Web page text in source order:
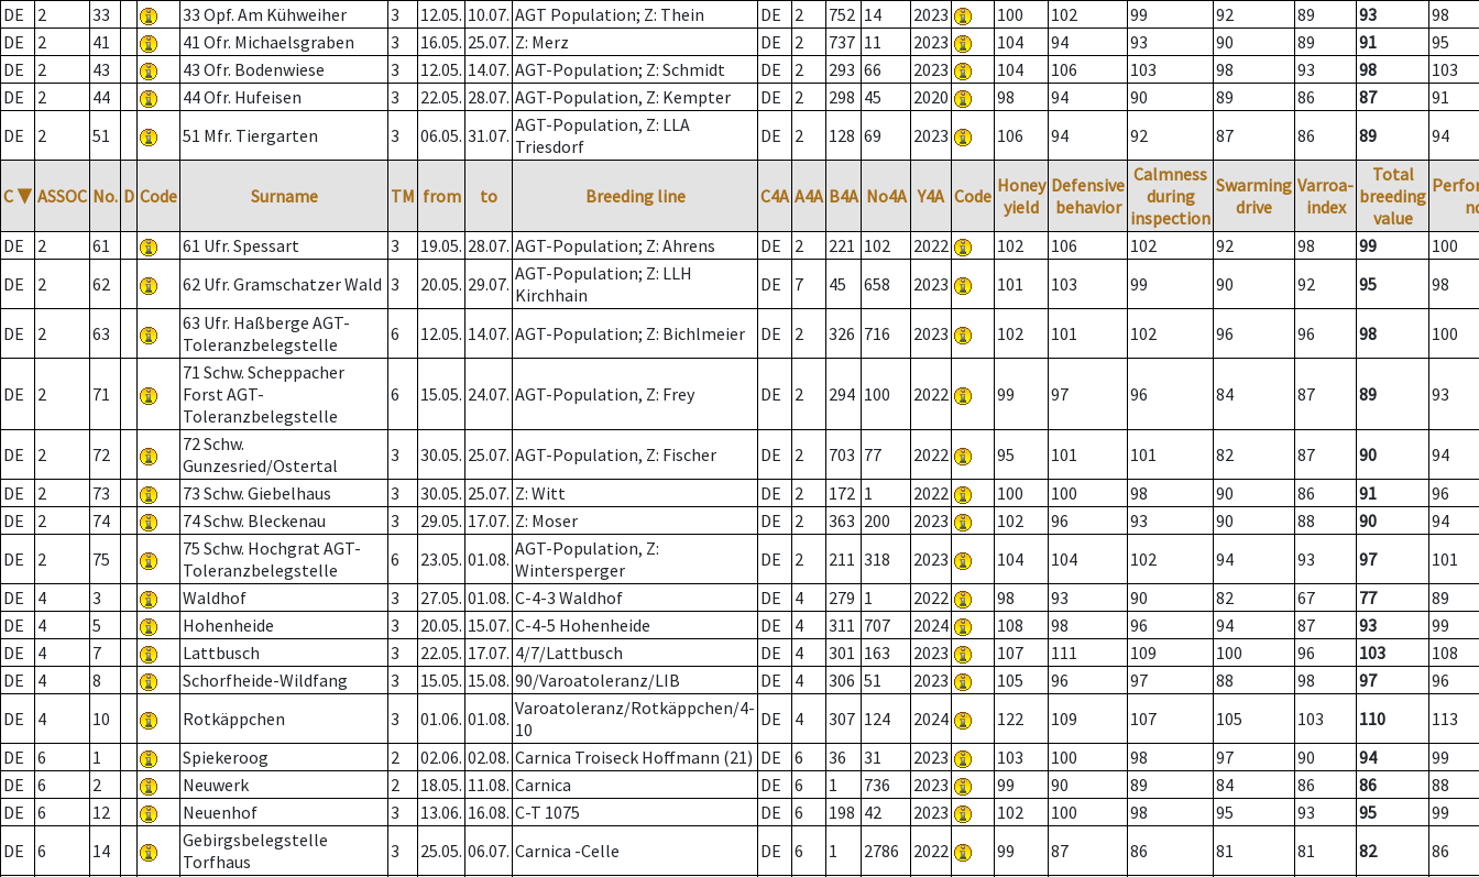
DE
2 33 33 Opf. Am Kühweiher 3 12.05. 10.07. AGT Population; Z: Thein DE 2 752 14 2023 100 102 99 92 89 93
98
DE
2 41 41 Ofr. Michaelsgraben 3 16.05. 25.07. Z: Merz DE 2 737 11 2023 104 94 93 90 89 91
95
DE
2 43 43 Ofr. Bodenwiese 3 12.05. 14.07. AGT-Population; Z: Schmidt DE 2 293 66 2023 104 106 103 98 93 98
103
DE
2 44 44 Ofr. Hufeisen 3 22.05. 28.07. AGT-Population, Z: Kempter DE 2 298 45 2020 98 94 90 89 86 87
91
DE
2 51 51 Mfr. Tiergarten 3 06.05. 31.07. AGT-Population, Z: LLA
Triesdorf
DE 2 128 69 2023 106 94 92 87 86 89 94
C ▼ ASSOC No. D Code Surname TM from to Breeding line C4A A4A B4A No4A Y4A Code Honey
yield
Defensive
behavior
Calmness
during
inspection
Swarming
drive
Varroa-
index
Total
breeding
value
DE
2 61 61 Ufr. Spessart 3 19.05. 28.07. AGT-Population; Z: Ahrens DE 2 221 102 2022 102 106 102 92 98 99
100
DE
2 62 62 Ufr. Gramschatzer Wald 3 20.05. 29.07. AGT-Population; Z: LLH
Kirchhain
DE 7 45 658 2023 101 103 99 90 92 95 98
DE 2 63
63 Ufr. Haßberge AGT-
Toleranzbelegstelle
6 12.05. 14.07. AGT-Population; Z: Bichlmeier DE 2 326 716 2023 102 101 102 96 96 98 100
DE 2 71
71 Schw. Scheppacher
Forst AGT-
Toleranzbelegstelle
6 15.05. 24.07. AGT-Population, Z: Frey DE 2 294 100 2022 99 97 96 84 87 89 93
DE 2 72
72 Schw.
Gunzesried/Ostertal
3 30.05. 25.07. AGT-Population, Z: Fischer DE 2 703 77 2022 95 101 101 82 87 90
94
DE
2 73 73 Schw. Giebelhaus 3 30.05. 25.07. Z: Witt DE 2 172 1 2022 100 100 98 90 86 91
96
DE
2 74 74 Schw. Bleckenau 3 29.05. 17.07. Z: Moser DE 2 363 200 2023 102 96 93 90 88 90
94
DE
2 75
75 Schw. Hochgrat AGT-
Toleranzbelegstelle
6 23.05. 01.08. AGT-Population, Z:
Wintersperger
DE 2 211 318 2023 104 104 102 94 93 97
101
DE
4 3 Waldhof 3 27.05. 01.08. C-4-3 Waldhof DE 4 279 1 2022 98 93 90 82 67 77
89
DE
4 5 Hohenheide 3 20.05. 15.07. C-4-5 Hohenheide DE 4 311 707 2024 108 98 96 94 87 93
99
DE
4 7 Lattbusch 3 22.05. 17.07. 4/7/Lattbusch DE 4 301 163 2023 107 111 109 100 96 103
108
DE
4 8 Schorfheide-Wildfang 3 15.05. 15.08. 90/Varoatoleranz/LIB DE 4 306 51 2023 105 96 97 88 98 97
96
DE
4 10 Rotkäppchen 3 01.06. 01.08. Varoatoleranz/Rotkäppchen/4-
10
DE 4 307 124 2024 122 109 107 105 103 110
113
DE
6 1 Spiekeroog 2 02.06. 02.08. Carnica Troiseck Hoffmann (21) DE 6 36 31 2023 103 100 98 97 90 94
99
DE
6 2 Neuwerk 2 18.05. 11.08. Carnica DE 6 1 736 2023 99 90 89 84 86 86
88
DE
6 12 Neuenhof 3 13.06. 16.08. C-T 1075 DE 6 198 42 2023 102 100 98 95 93 95
99
DE
6 14
Gebirgsbelegstelle
Torfhaus
3 25.05. 06.07. Carnica -Celle DE 6 1 2786 2022 99 87 86 81 81 82
86